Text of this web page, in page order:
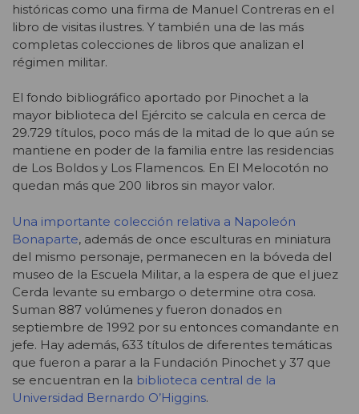
históricas como una firma de Manuel Contreras en el
libro de visitas ilustres. Y también una de las más
completas colecciones de libros que analizan el
régimen militar.
El fondo bibliográfico aportado por Pinochet a la
mayor biblioteca del Ejército se calcula en cerca de
29.729 títulos, poco más de la mitad de lo que aún se
mantiene en poder de la familia entre las residencias
de Los Boldos y Los Flamencos. En El Melocotón no
quedan más que 200 libros sin mayor valor.
Una importante colección relativa a Napoleón
Bonaparte, además de once esculturas en miniatura
del mismo personaje, permanecen en la bóveda del
museo de la Escuela Militar, a la espera de que el juez
Cerda levante su embargo o determine otra cosa.
Suman 887 volúmenes y fueron donados en
septiembre de 1992 por su entonces comandante en
jefe. Hay además, 633 títulos de diferentes temáticas
que fueron a parar a la Fundación Pinochet y 37 que
se encuentran en la biblioteca central de la
Universidad Bernardo O’Higgins.